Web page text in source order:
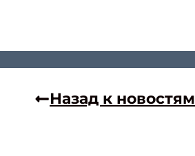
Назад к новостям